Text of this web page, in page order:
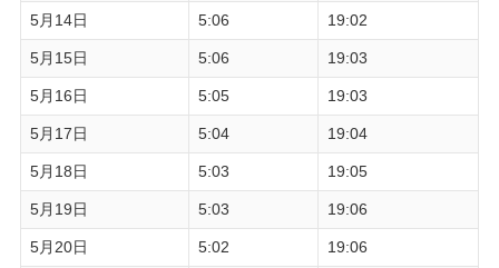
5月14日 5:06 19:02
5月15日 5:06 19:03
5月16日 5:05 19:03
5月17日 5:04 19:04
5月18日 5:03 19:05
5月19日 5:03 19:06
5月20日 5:02 19:06